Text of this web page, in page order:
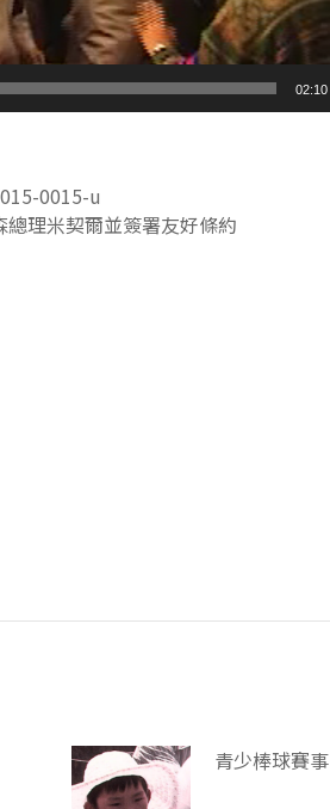
02:10
0015-u
理米契爾並簽署友好條約
青少棒球賽事